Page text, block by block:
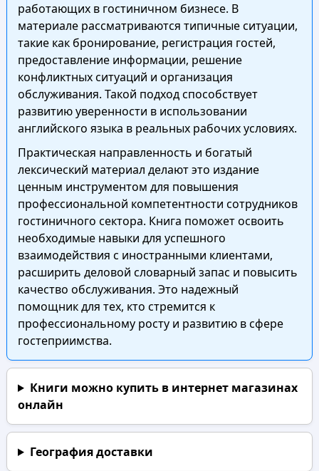
работающих в гостиничном бизнесе. В
материале рассматриваются типичные ситуации,
такие как бронирование, регистрация гостей,
предоставление информации, решение
конфликтных ситуаций и организация
обслуживания. Такой подход способствует
развитию уверенности в использовании
английского языка в реальных рабочих условиях.
Практическая направленность и богатый
лексический материал делают это издание
ценным инструментом для повышения
профессиональной компетентности сотрудников
гостиничного сектора. Книга поможет освоить
необходимые навыки для успешного
взаимодействия с иностранными клиентами,
расширить деловой словарный запас и повысить
качество обслуживания. Это надежный
помощник для тех, кто стремится к
профессиональному росту и развитию в сфере
гостеприимства.
Книги можно купить в интернет магазинах
онлайн
География доставки